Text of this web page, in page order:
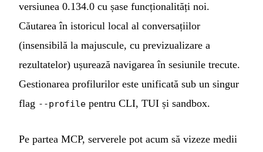
versiunea 0.134.0 cu șase funcționalități noi.
Căutarea în istoricul local al conversațiilor
(insensibilă la majuscule, cu previzualizare a
rezultatelor) ușurează navigarea în sesiunile trecute.
Gestionarea profilurilor este unificată sub un singur
flag --profile pentru CLI, TUI și sandbox.
Pe partea MCP, serverele pot acum să vizeze medii